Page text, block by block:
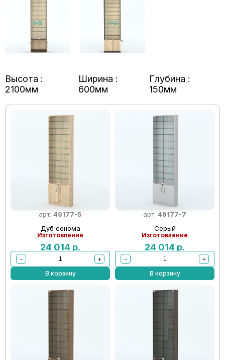
Высота :
2100мм
Ширина :
600мм
Глубина :
150мм
арт. 49177-5
Дуб сонома
Изготовление
24 014 р.
−
+
В корзину
арт. 49177-7
Серый
Изготовление
24 014 р.
−
+
В корзину